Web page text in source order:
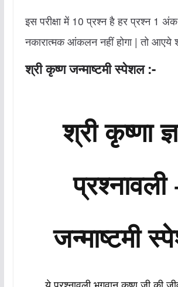
इस परीक्षा में 10 प्रश्न है हर प्रश्न 1
नकारात्मक आंकलन नहीं होगा | तो
श्री कृष्ण जन्माष्टमी स्पेशल :-
श्री कृष्णा
प्रश्नावली
जन्माष्टमी